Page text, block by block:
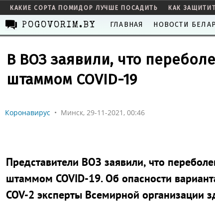
КАКИЕ СОРТА ПОМИДОР ЛУЧШЕ ПОСАДИТЬ КАК
POGOVORIM.BY ГЛАВНАЯ НОВОСТИ
В ВОЗ заявили, что
штаммом COVID-19
Коронавирус • Минск, 29-11-2021, 00:46
Представители ВОЗ заявили, что
штаммом COVID-19. Об опасности
COV-2 эксперты Всемирной организации